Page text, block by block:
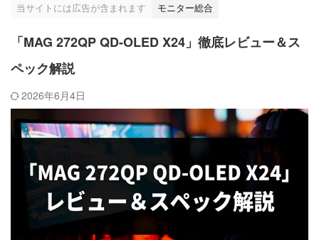
当サイトには広告が含まれます
モニター総合
「MAG 272QP QD-OLED X24」徹底レビュー＆ス
ペック解説
2026年6月4日